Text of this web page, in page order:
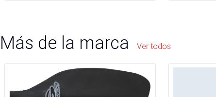
Más de la marca Ver todos